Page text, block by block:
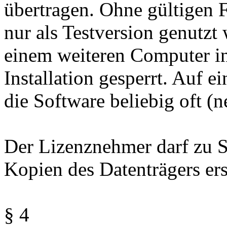
übertragen. Ohne gültigen
nur als Testversion
einem weiteren Computer
Installation gesperrt. Auf
die Software beliebig oft
Der Lizenznehmer darf zu
Kopien des Datenträgers
§ 4